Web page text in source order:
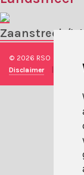
Zaanstreek/
© 2026 RSO
Disclaimer